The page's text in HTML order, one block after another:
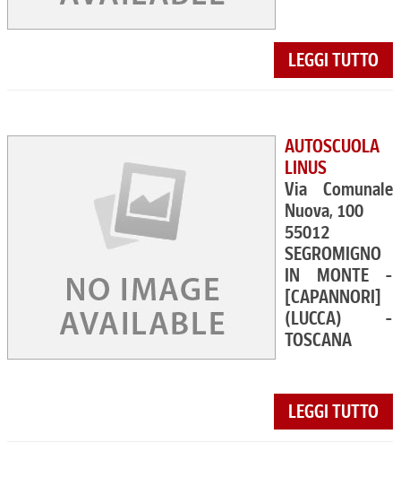
LEGGI TUTTO
AUTOSCUOLA
LINUS
Via Comunale
Nuova, 100
55012
SEGROMIGNO
IN MONTE -
[CAPANNORI]
(LUCCA) -
TOSCANA
LEGGI TUTTO